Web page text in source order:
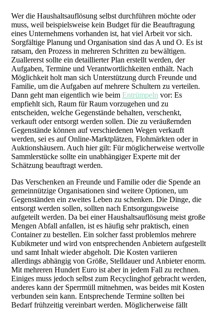
Wer die Haushaltsauflösung selbst durchführen möchte oder
muss, weil beispielsweise kein Budget für die Beauftragung
eines Unternehmens vorhanden ist, hat viel Arbeit vor sich.
Sorgfältige Planung und Organisation sind das A und O. Es ist
ratsam, den Prozess in mehreren Schritten zu bewältigen.
Zuallererst sollte ein detaillierter Plan erstellt werden, der
Aufgaben, Termine und Verantwortlichkeiten enthält. Nach
Möglichkeit holt man sich Unterstützung durch Freunde und
Familie, um die Aufgaben auf mehrere Schultern zu verteilen.
Dann geht man eigentlich wie beim Entrümpeln vor: Es
empfiehlt sich, Raum für Raum vorzugehen und zu
entscheiden, welche Gegenstände behalten, verschenkt,
verkauft oder entsorgt werden sollen. Die zu veräußernden
Gegenstände können auf verschiedenen Wegen verkauft
werden, sei es auf Online-Marktplätzen, Flohmärkten oder in
Auktionshäusern. Auch hier gilt: Für möglicherweise wertvolle
Sammlerstücke sollte ein unabhängiger Experte mit der
Schätzung beauftragt werden.
Das Verschenken an Freunde und Familie oder die Spende an
gemeinnützige Organisationen sind weitere Optionen, um
Gegenständen ein zweites Leben zu schenken. Die Dinge, die
entsorgt werden sollen, sollten nach Entsorgungsweise
aufgeteilt werden. Da bei einer Haushaltsauflösung meist große
Mengen Abfall anfallen, ist es häufig sehr praktisch, einen
Container zu bestellen. Ein solcher fasst problemlos mehrere
Kubikmeter und wird von entsprechenden Anbietern aufgestellt
und samt Inhalt wieder abgeholt. Die Kosten variieren
allerdings abhängig von Größe, Stelldauer und Anbieter enorm.
Mit mehreren Hundert Euro ist aber in jedem Fall zu rechnen.
Einiges muss jedoch selbst zum Recyclinghof gebracht werden,
anderes kann der Sperrmüll mitnehmen, was beides mit Kosten
verbunden sein kann. Entsprechende Termine sollten bei
Bedarf frühzeitig vereinbart werden. Möglicherweise fällt